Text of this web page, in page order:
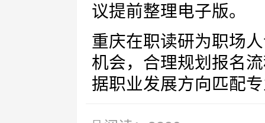
议提前整理电子版。
重庆在职读研为职场
机会，合理规划报名
据职业发展方向匹配